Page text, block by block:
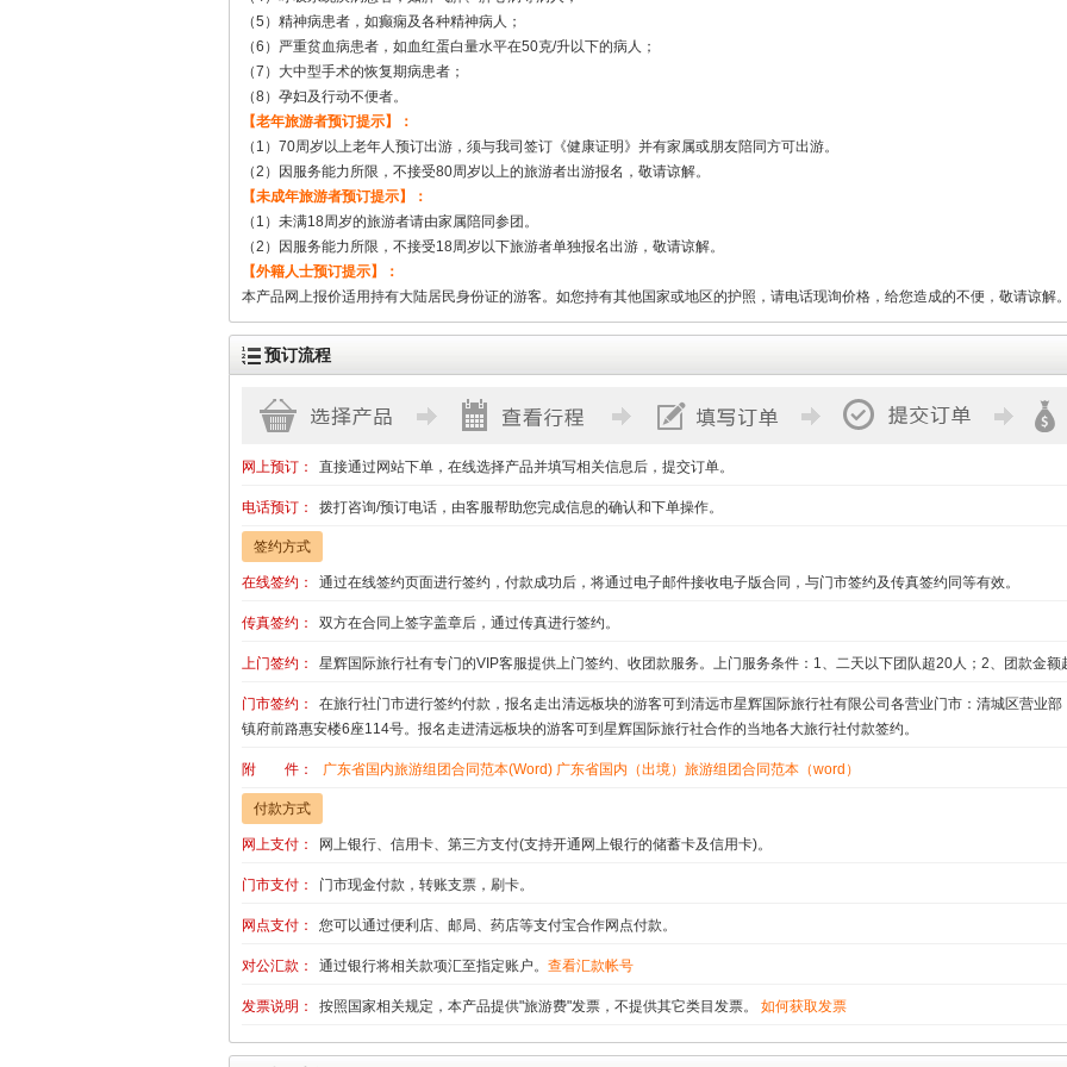
（5）精神病患者，如癫痫及各种精神病人；
（6）严重贫血病患者，如血红蛋白量水平在50克/升以下的病人；
（7）大中型手术的恢复期病患者；
（8）孕妇及行动不便者。
【老年旅游者预订提示】：
（1）70周岁以上老年人预订出游，须与我司签订《健康证明》并有家属或朋友陪同方可出游。
（2）因服务能力所限，不接受80周岁以上的旅游者出游报名，敬请谅解。
【未成年旅游者预订提示】：
（1）未满18周岁的旅游者请由家属陪同参团。
（2）因服务能力所限，不接受18周岁以下旅游者单独报名出游，敬请谅解。
【外籍人士预订提示】：
本产品网上报价适用持有大陆居民身份证的游客。如您持有其他国家或地区的护照，请电话现询价格，给您造成的不便，敬请谅解
预订流程
网上预订： 直接通过网站下单，在线选择产品并填写相关信息后，提交订单。
电话预订： 拨打咨询/预订电话，由客服帮助您完成信息的确认和下单操作。
签约方式
在线签约： 通过在线签约页面进行签约，付款成功后，将通过电子邮件接收电子版合同，与门市签约及传真签约同等有效。
传真签约： 双方在合同上签字盖章后，通过传真进行签约。
上门签约： 星辉国际旅行社有专门的VIP客服提供上门签约、收团款服务。上门服务条件：1、二天以下团队超20人；2、团款金
门市签约：
在旅行社门市进行签约付款，报名走出清远板块的游客可到清远市星辉国际旅行社有限公司各营业门市：清城区营业
镇府前路惠安楼6座114号。报名走进清远板块的游客可到星辉国际旅行社合作的当地各大旅行社付款签约。
附 件： 广东省国内旅游组团合同范本(Word) 广东省国内（出境）旅游组团合同范本（word）
付款方式
网上支付： 网上银行、信用卡、第三方支付(支持开通网上银行的储蓄卡及信用卡)。
门市支付： 门市现金付款，转账支票，刷卡。
网点支付： 您可以通过便利店、邮局、药店等支付宝合作网点付款。
对公汇款： 通过银行将相关款项汇至指定账户。 查看汇款帐号
发票说明： 按照国家相关规定，本产品提供"旅游费"发票，不提供其它类目发票。 如何获取发票